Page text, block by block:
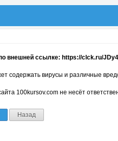
внешней ссылке: https://clck.ru/
содержать вирусы и различные
100kursov.com не несёт
Назад